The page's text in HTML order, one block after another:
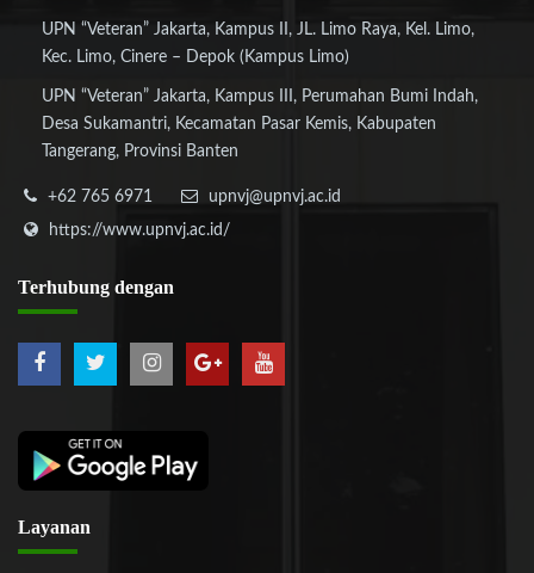
UPN “Veteran” Jakarta, Kampus II, JL. Limo Raya, Kel. Limo,
Kec. Limo, Cinere – Depok (Kampus Limo)
UPN “Veteran” Jakarta, Kampus III, Perumahan Bumi Indah,
Desa Sukamantri, Kecamatan Pasar Kemis, Kabupaten
Tangerang, Provinsi Banten
+62 765 6971
upnvj@upnvj.ac.id
https://www.upnvj.ac.id/
Terhubung dengan
Layanan